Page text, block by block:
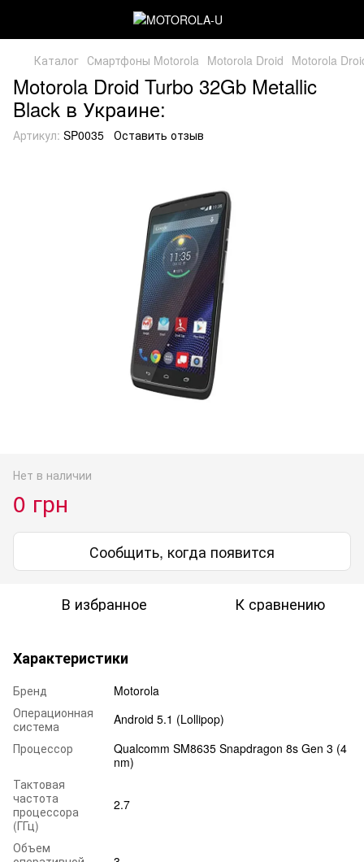
Каталог Смартфоны Motorola Motorola Droid Motorola
Motorola Droid Turbo 32Gb Metallic
Black в Украине:
Артикул: SP0035 Оставить отзыв
Нет в наличии
0 грн
Сообщить, когда появится
В избранное К сравнению
Характеристики
Бренд
Motorola
Операционная
система
Android 5.1 (Lollipop)
Процессор
Qualcomm SM8635 Snapdragon 8s Gen 3 (4
nm)
Тактовая
частота
процессора
(ГГц)
2.7
Объем